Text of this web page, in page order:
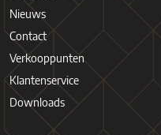
Nieuws
Contact
Verkooppunten
Klantenservice
Downloads